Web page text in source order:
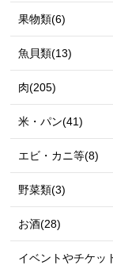
果物類(6)
魚貝類(13)
肉(205)
米・パン(41)
エビ・カニ等(8)
野菜類(3)
お酒(28)
イベントやチケッ